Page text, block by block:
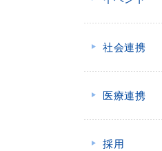
社会連携
医療連携
採用